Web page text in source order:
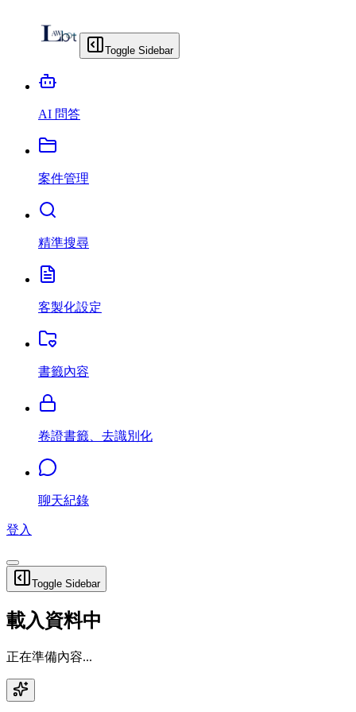
Toggle Sidebar
AI 問答
案件管理
精準搜尋
客製化設定
書籤內容
卷證書籤、去識別化
聊天紀錄
登入
Toggle Sidebar
載入資料中
正在準備內容...